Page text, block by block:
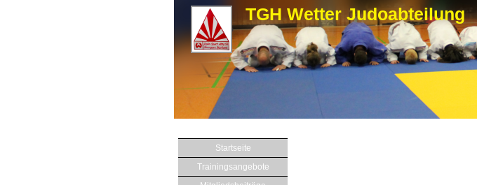
TGH Wetter Judoabteilung
Startseite
Trainingsangebote